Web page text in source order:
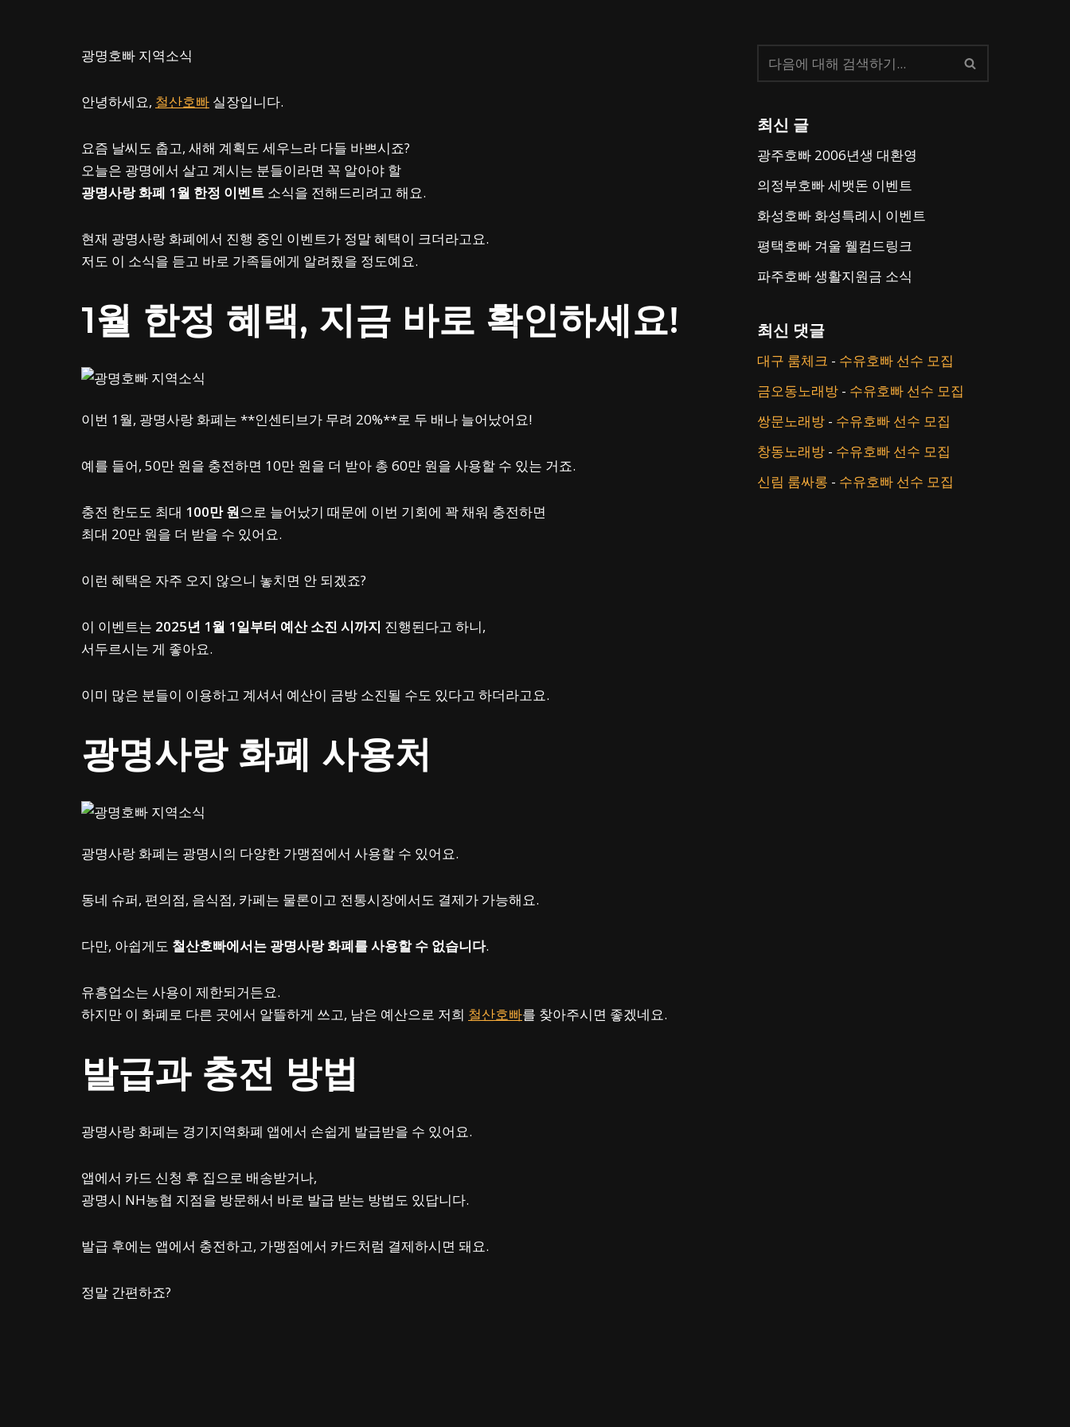
광명호빠 지역소식
안녕하세요, 철산호빠 실장입니다.
요즘 날씨도 춥고, 새해 계획도 세우느라 다들 바쁘시죠?
오늘은 광명에서 살고 계시는 분들이라면 꼭 알아야 할
광명사랑 화폐 1월 한정 이벤트 소식을 전해드리려고 해요.
현재 광명사랑 화폐에서 진행 중인 이벤트가 정말 혜택이 크더라고요.
저도 이 소식을 듣고 바로 가족들에게 알려줬을 정도예요.
1월 한정 혜택, 지금 바로 확인하세요!
이번 1월, 광명사랑 화폐는 **인센티브가 무려 20%**로 두 배나 늘어났어요!
예를 들어, 50만 원을 충전하면 10만 원을 더 받아 총 60만 원을 사용할 수 있는 거죠.
충전 한도도 최대 100만 원으로 늘어났기 때문에 이번 기회에 꽉 채워 충전하면
최대 20만 원을 더 받을 수 있어요.
이런 혜택은 자주 오지 않으니 놓치면 안 되겠죠?
이 이벤트는 2025년 1월 1일부터 예산 소진 시까지 진행된다고 하니,
서두르시는 게 좋아요.
이미 많은 분들이 이용하고 계셔서 예산이 금방 소진될 수도 있다고 하더라고요.
광명사랑 화폐 사용처
광명사랑 화폐는 광명시의 다양한 가맹점에서 사용할 수 있어요.
동네 슈퍼, 편의점, 음식점, 카페는 물론이고 전통시장에서도 결제가 가능해요.
다만, 아쉽게도 철산호빠에서는 광명사랑 화폐를 사용할 수 없습니다.
유흥업소는 사용이 제한되거든요.
하지만 이 화폐로 다른 곳에서 알뜰하게 쓰고, 남은 예산으로 저희 철산호빠를 찾아주시면 좋겠네요.
발급과 충전 방법
광명사랑 화폐는 경기지역화폐 앱에서 손쉽게 발급받을 수 있어요.
앱에서 카드 신청 후 집으로 배송받거나,
광명시 NH농협 지점을 방문해서 바로 발급 받는 방법도 있답니다.
발급 후에는 앱에서 충전하고, 가맹점에서 카드처럼 결제하시면 돼요.
정말 간편하죠?
최신 글
광주호빠 2006년생 대환영
의정부호빠 세뱃돈 이벤트
화성호빠 화성특례시 이벤트
평택호빠 겨울 웰컴드링크
파주호빠 생활지원금 소식
최신 댓글
대구 룸체크 - 수유호빠 선수 모집
금오동노래방 - 수유호빠 선수 모집
쌍문노래방 - 수유호빠 선수 모집
창동노래방 - 수유호빠 선수 모집
신림 룸싸롱 - 수유호빠 선수 모집